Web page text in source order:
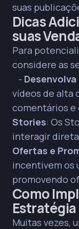
suas
Dicas
suas
Para
considere as
-
vídeos de alta
comentários
Stories: Os
interagir
Ofertas e
incentivem os
promovendo
Como
Estratégia
Muitas vezes,